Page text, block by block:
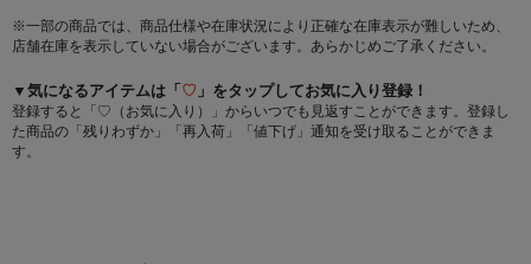
※一部の商品では、商品仕様や在庫状況により正確な在庫表示が難しいため、
店舗在庫を表示していない場合がございます。あらかじめご了承ください。
▼気になるアイテムは「♡ 」をタップしてお気に入り登録！
登録すると「♡（お気に入り）」からいつでも見返すことができます。登録し
た商品の「残りわずか」「再入荷」「値下げ」通知を受け取ることができま
す。